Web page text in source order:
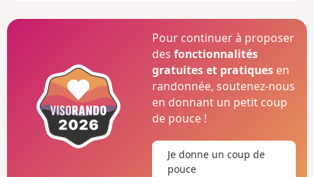
Pour continuer à proposer
desfonctionnalités
gratuites et pratiques en
randonnée, soutenez-nous
en donnant un petit coup
de pouce !
Je donne un coup de
pouce